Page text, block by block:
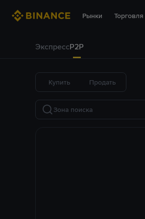
Рынки Торговля
ЭкспрессP2P
Купить Продать